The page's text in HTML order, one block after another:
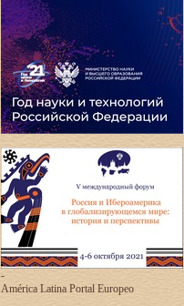
-
América Latina Portal Europeo